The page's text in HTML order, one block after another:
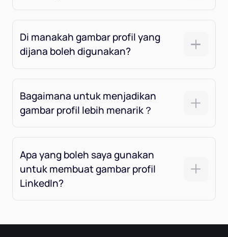
Di manakah gambar profil yang
dijana boleh digunakan?
Bagaimana untuk menjadikan
gambar profil lebih menarik？
Apa yang boleh saya gunakan
untuk membuat gambar profil
LinkedIn?